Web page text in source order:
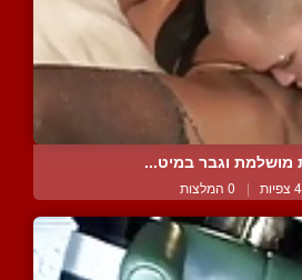
מושלמת וגבר במיט...
| 0 המלצות